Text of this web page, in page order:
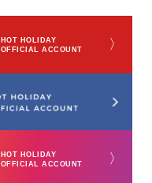
HOT HOLIDAY
OFFICIAL ACCOUNT
〉
HOT HOLIDAY
OFFICIAL ACCOUNT
〉